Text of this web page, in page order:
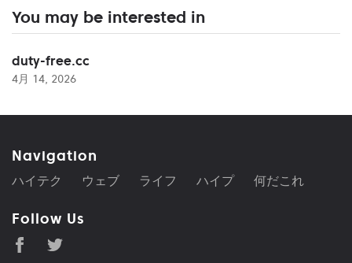
You may be interested in
duty-free.cc
4月 14, 2026
Navigation
ハイテク ウェブ ライフ ハイプ 何だこれ
Follow Us